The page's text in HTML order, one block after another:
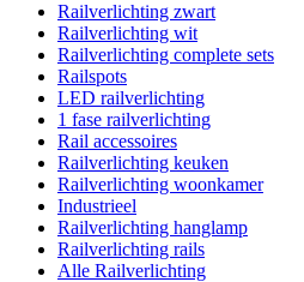
Railverlichting zwart
Railverlichting wit
Railverlichting complete sets
Railspots
LED railverlichting
1 fase railverlichting
Rail accessoires
Railverlichting keuken
Railverlichting woonkamer
Industrieel
Railverlichting hanglamp
Railverlichting rails
Alle Railverlichting